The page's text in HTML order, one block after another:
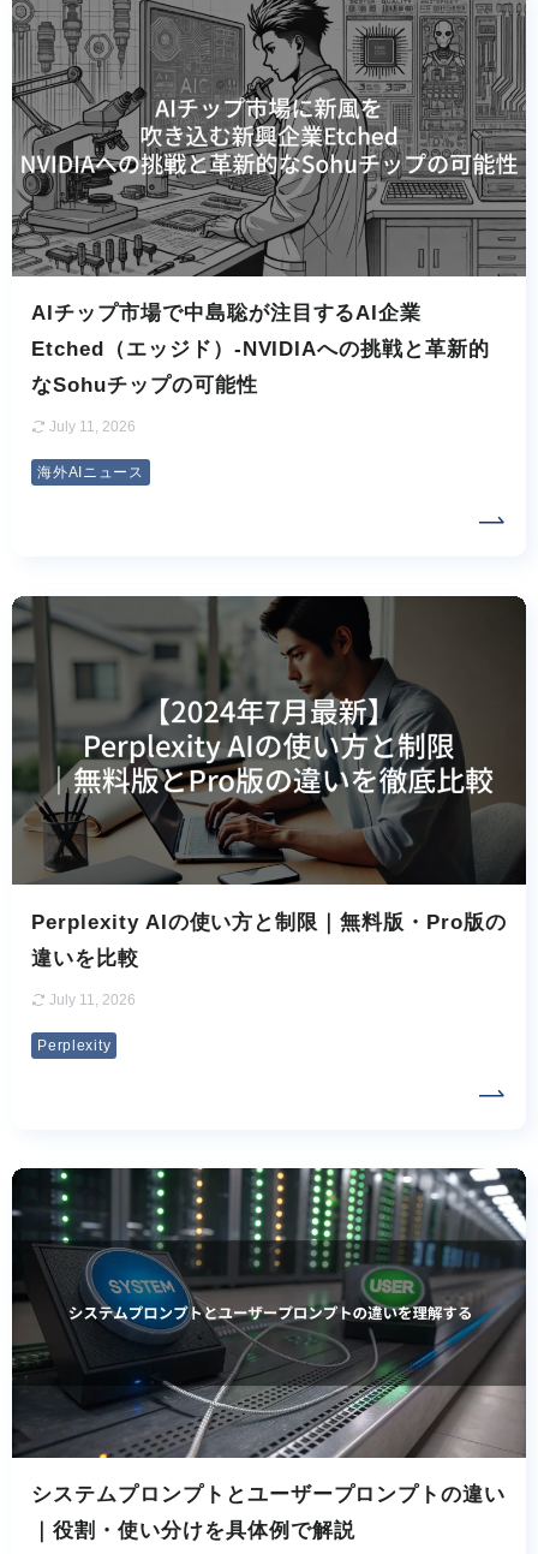
AIチップ市場で中島聡が注目するAI企業
Etched（エッジド）-NVIDIAへの挑戦と革新的
なSohuチップの可能性
July 11, 2026
海外AIニュース
Perplexity AIの使い方と制限｜無料版・Pro版の
違いを比較
July 11, 2026
Perplexity
システムプロンプトとユーザープロンプトの違い
｜役割・使い分けを具体例で解説